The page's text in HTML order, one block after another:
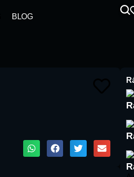
BLOG